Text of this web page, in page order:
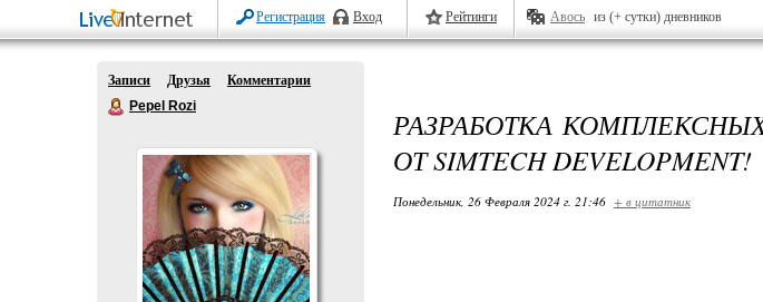
Регистрация Вход Рейтинги Авось из (+ сутки) дневников
Записи Друзья
Комментарии
Pepel Rozi
РАЗРАБОТКА
ОТ SIMTECH DEVELOPMENT!
Понедельник, 26 Февраля 2024 г. 21:46 + в цитатник